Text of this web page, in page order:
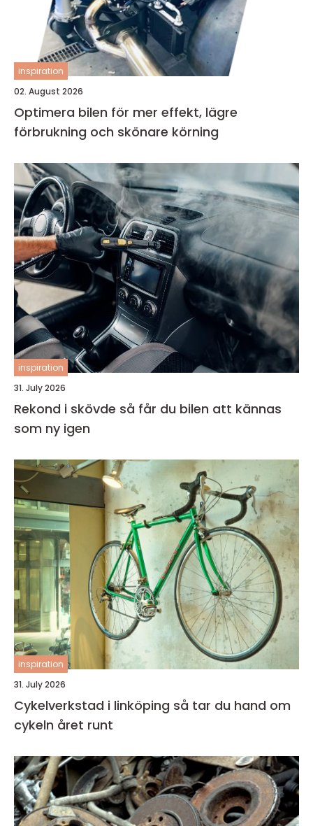
inspiration
02. August 2026
Optimera bilen för mer effekt, lägre
förbrukning och skönare körning
inspiration
31. July 2026
Rekond i skövde så får du bilen att kännas
som ny igen
inspiration
31. July 2026
Cykelverkstad i linköping så tar du hand om
cykeln året runt